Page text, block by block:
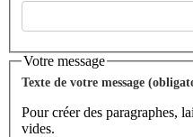
Votre message
Texte de votre message
Pour créer des paragraphes,
vides.